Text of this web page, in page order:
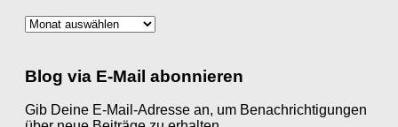
Archiv
Blog via E-Mail abonnieren
Gib Deine E-Mail-Adresse an, um Benachrichtigungen